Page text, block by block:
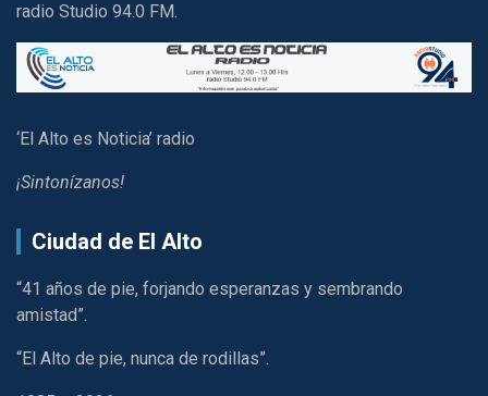
radio Studio 94.0 FM.
‘El Alto es Noticia’ radio
¡Sintonízanos!
Ciudad de El Alto
“41 años de pie, forjando esperanzas y sembrando
amistad”.
“El Alto de pie, nunca de rodillas”.